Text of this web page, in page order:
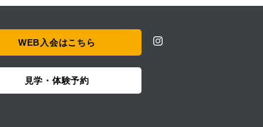
WEB入会はこちら
見学・体験予約